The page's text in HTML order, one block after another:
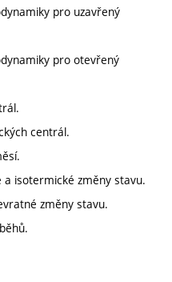
pro uzavřený
pro otevřený
centrál.
a isotermické změny stavu.
změny stavu.